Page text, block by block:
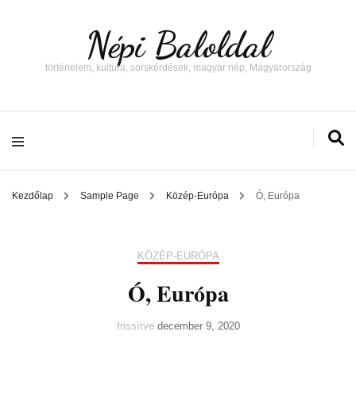
Népi Baloldal
történelem, kultúra, sorskérdések, magyar nép, Magyarország
Kezdőlap Sample Page Közép-Európa Ó, Európa
KÖZÉP-EURÓPA
Ó, Európa
frissítve december 9, 2020